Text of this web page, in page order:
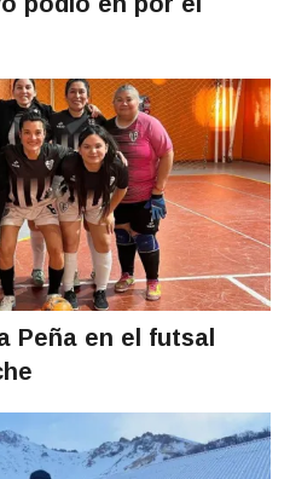
Peña en el futsal